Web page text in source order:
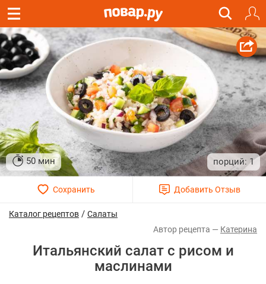
50 мин 1
Каталог рецептов / Салаты
Катерина
Итальянский салат с рисом и
маслинами